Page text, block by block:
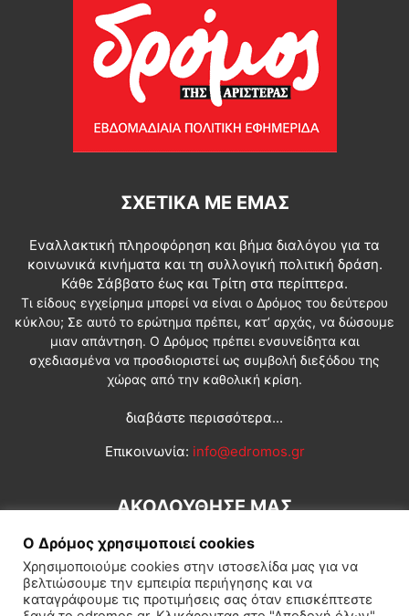
ΣΧΕΤΙΚΆ ΜΕ ΕΜΆΣ
Εναλλακτική πληροφόρηση και βήμα διαλόγου για τα
κοινωνικά κινήματα και τη συλλογική πολιτική δράση.
Κάθε Σάββατο έως και Τρίτη στα περίπτερα.
Τι είδους εγχείρημα μπορεί να είναι ο Δρόμος του δεύτερου
κύκλου; Σε αυτό το ερώτημα πρέπει, κατ’ αρχάς, να δώσουμε
μιαν απάντηση. Ο Δρόμος πρέπει ενσυνείδητα και
σχεδιασμένα να προσδιοριστεί ως συμβολή διεξόδου της
χώρας από την καθολική κρίση.
διαβάστε περισσότερα...
Επικοινωνία: info@edromos.gr
ΑΚΟΛΟΥΘΗΣΕ ΜΑΣ
Ο Δρόμος χρησιμοποιεί cookies
Χρησιμοποιούμε cookies στην ιστοσελίδα μας για να
βελτιώσουμε την εμπειρία περιήγησης και να
καταγράφουμε τις προτιμήσεις σας όταν επισκέπτεστε